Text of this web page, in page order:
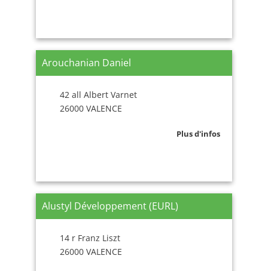
Arouchanian Daniel
42 all Albert Varnet
26000 VALENCE
Plus d'infos
Alustyl Développement (EURL)
14 r Franz Liszt
26000 VALENCE